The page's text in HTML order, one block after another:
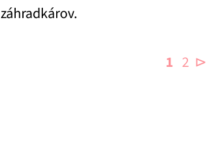
1 2 ⊳